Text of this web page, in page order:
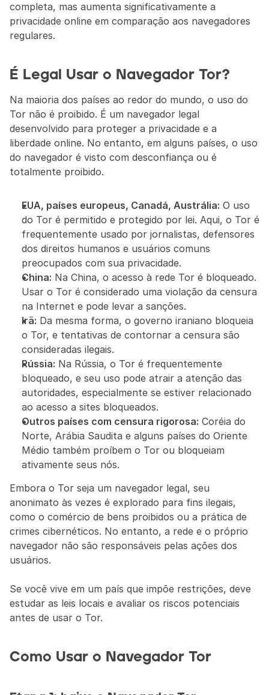
completa, mas aumenta significativamente a
privacidade online em comparação aos navegadores
regulares.
É Legal Usar o Navegador Tor?
Na maioria dos países ao redor do mundo, o uso do
Tor não é proibido. É um navegador legal
desenvolvido para proteger a privacidade e a
liberdade online. No entanto, em alguns países, o uso
do navegador é visto com desconfiança ou é
totalmente proibido.
EUA, países europeus, Canadá, Austrália: O uso
do Tor é permitido e protegido por lei. Aqui, o Tor é
frequentemente usado por jornalistas, defensores
dos direitos humanos e usuários comuns
preocupados com sua privacidade.
China: Na China, o acesso à rede Tor é bloqueado.
Usar o Tor é considerado uma violação da censura
na Internet e pode levar a sanções.
Irã: Da mesma forma, o governo iraniano bloqueia
o Tor, e tentativas de contornar a censura são
consideradas ilegais.
Rússia: Na Rússia, o Tor é frequentemente
bloqueado, e seu uso pode atrair a atenção das
autoridades, especialmente se estiver relacionado
ao acesso a sites bloqueados.
Outros países com censura rigorosa: Coréia do
Norte, Arábia Saudita e alguns países do Oriente
Médio também proíbem o Tor ou bloqueiam
ativamente seus nós.
Embora o Tor seja um navegador legal, seu
anonimato às vezes é explorado para fins ilegais,
como o comércio de bens proibidos ou a prática de
crimes cibernéticos. No entanto, a rede e o próprio
navegador não são responsáveis pelas ações dos
usuários.
Se você vive em um país que impõe restrições, deve
estudar as leis locais e avaliar os riscos potenciais
antes de usar o Tor.
Como Usar o Navegador Tor